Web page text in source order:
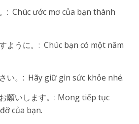
: Chúc ước mơ của bạn thành
ように。: Chúc bạn có một năm
い。: Hãy giữ gìn sức khỏe nhé.
願いします。: Mong tiếp tục
của bạn.